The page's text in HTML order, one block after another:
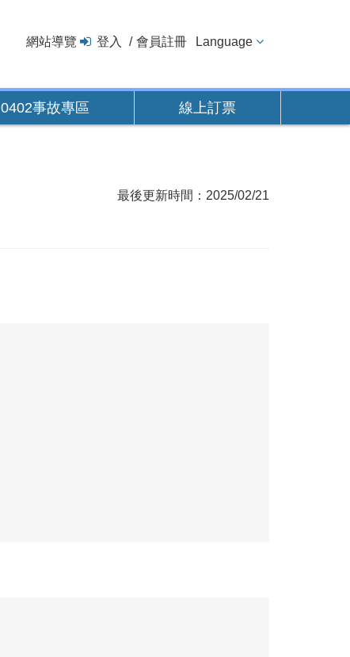
網站導覽 登入 會員註冊 Language
0402事故專區 線上訂票
最後更新時間：2025/02/21